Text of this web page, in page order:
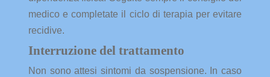
medico e completate il ciclo di terapia per evitare
recidive.
Interruzione del trattamento
Non sono attesi sintomi da sospensione. In caso